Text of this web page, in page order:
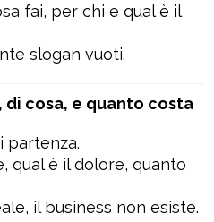
fai, per chi e qual è il
slogan vuoti.
di cosa, e quanto costa
partenza.
qual è il dolore, quanto
il business non esiste.